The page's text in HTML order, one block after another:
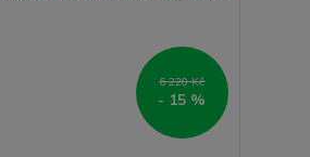
6 220 Kč
- 15 %